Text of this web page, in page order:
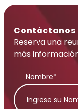
Contáctanos
Reserva una
más
Nombre*